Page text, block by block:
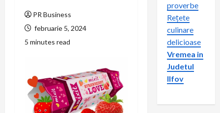
PR Business
februarie 5, 2024
5 minutes read
proverbe
Rețete
culinare
delicioase
Vremea in
Judetul
Ilfov